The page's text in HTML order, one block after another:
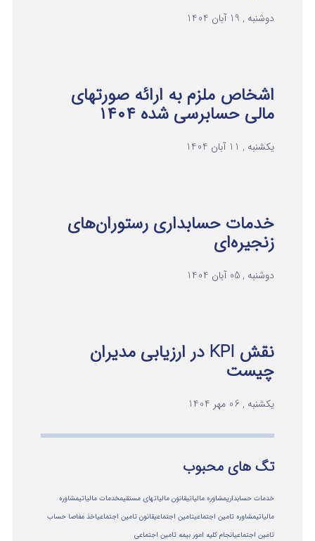
دوشنبه , 19 آبان 1404
اشخاص ملزم به ارائه صورتهای
مالی حسابرسی شده ۱۴۰۴
یکشنبه , 11 آبان 1404
خدمات حسابداری رستوران‌های
زنجیره‌ای
دوشنبه , 05 آبان 1404
نقش KPI در ارزیابی مدیران
چیست
یکشنبه , 06 مهر 1404
تگ های محبوب
خدمات حسابداریمشاوره مالیاتیقانون مالیاتهای مستقیمخدمات مالیاتیمشاوره
مالياتيمشاوره تامین اجتماعیتامین اجتماعیقانون تامین اجتماعیاخذ مفاصا حساب
تامین اجتماعیانجام کلیه امور بیمه تامین اجتماعی